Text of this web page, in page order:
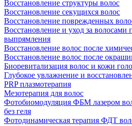
Восстановление структуры волос
Восстановление секущихся волос
Восстановление поврежденных
Восстановление и уход за волосами
выпрямления
Восстановление волос после
Восстановление волос после
Биоревитализация волос и кожи
Глубокое увлажнение и
PRP плазмотерапия
Мезотерапия для волос
Фотобиомодуляция ФБМ лазером
без геля
Фотодинамическая терапия ФДТ